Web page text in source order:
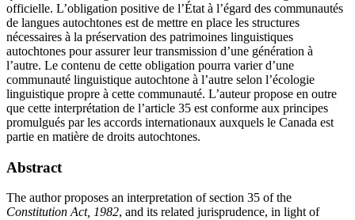
officielle. L’obligation positive de l’État à l’égard des communautés
de langues autochtones est de mettre en place les structures
nécessaires à la préservation des patrimoines linguistiques
autochtones pour assurer leur transmission d’une génération à
l’autre. Le contenu de cette obligation pourra varier d’une
communauté linguistique autochtone à l’autre selon l’écologie
linguistique propre à cette communauté. L’auteur propose en outre
que cette interprétation de l’article 35 est conforme aux principes
promulgués par les accords internationaux auxquels le Canada est
partie en matière de droits autochtones.
Abstract
The author proposes an interpretation of section 35 of the
Constitution Act, 1982, and its related jurisprudence, in light of